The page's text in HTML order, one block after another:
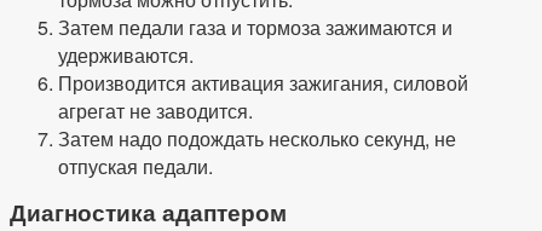
Затем педали газа и тормоза зажимаются и
удерживаются.
Производится активация зажигания, силовой
агрегат не заводится.
Затем надо подождать несколько секунд, не
отпуская педали.
Диагностика адаптером